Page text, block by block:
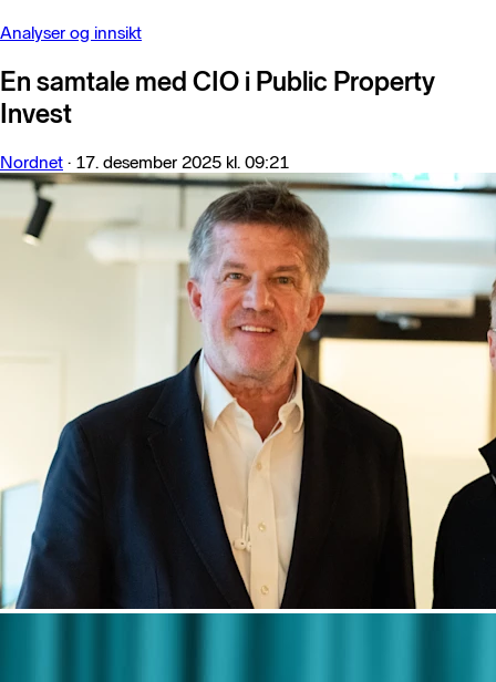
Analyser og innsikt
En samtale med CIO i Public Property
Invest
Nordnet · 17. desember 2025 kl. 09:21